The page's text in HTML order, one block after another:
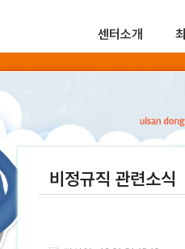
센터소개
비정규직 관련소식